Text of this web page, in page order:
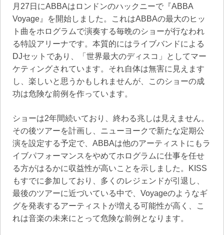
月27日にABBAはロンドンのハックニーで『ABBA
Voyage』を開始しました。これはABBAの最大のヒッ
ト曲をホログラムで演奏する毎晩のショーが行なわれ
る特設アリーナです。本質的にはライブバンドによる
DJセットであり、「世界最大のディスコ」としてマー
ケティングされています。それ自体は無害に見えます
し、楽しいと思うかもしれませんが、このショーの成
功は危険な前例を作っています。
ショーは2年間続いており、終わる兆しは見えません。
その後ツアーを計画し、ニューヨークで新たな定期公
演を設定する予定で、ABBAは他のアーティストにもラ
イブパフォーマンスをやめてホログラムに仕事を任せ
る方がはるかに収益性が高いことを示しました。KISS
もすでに参加しており、多くのレジェンドが引退し、
最後のツアーに近づいている中で、Voyageのようなギ
グを発表するアーティストが増える可能性が高く、こ
れは音楽の未来にとって危険な前例となります。